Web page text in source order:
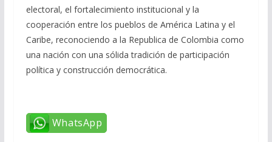
electoral, el fortalecimiento institucional y la
cooperación entre los pueblos de América Latina y el
Caribe, reconociendo a la Republica de Colombia como
una nación con una sólida tradición de participación
política y construcción democrática.
WhatsApp